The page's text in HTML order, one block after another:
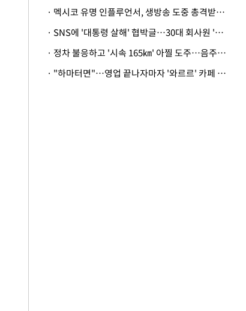
· 멕시코 유명 인플루언서, 생방송 도중 총격받아 사망
· SNS에 '대통령 살해' 협박글…30대 회사원 '불구속 송치'
· 정차 불응하고 '시속 165㎞' 아찔 도주…음주운전자 체포
· "하마터면"…영업 끝나자마자 '와르르' 카페 테라스 덮친 대리석 외벽